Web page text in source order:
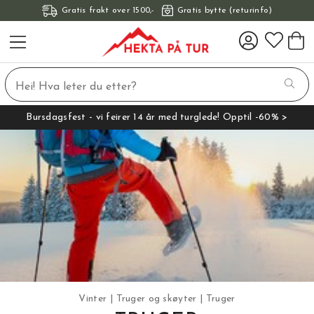
Gratis frakt over 1500,- Gratis bytte (returinfo)
Bursdagsfest - vi feirer 14 år med turglede! Opptil -60% >
Vinter Truger og skøyter Truger